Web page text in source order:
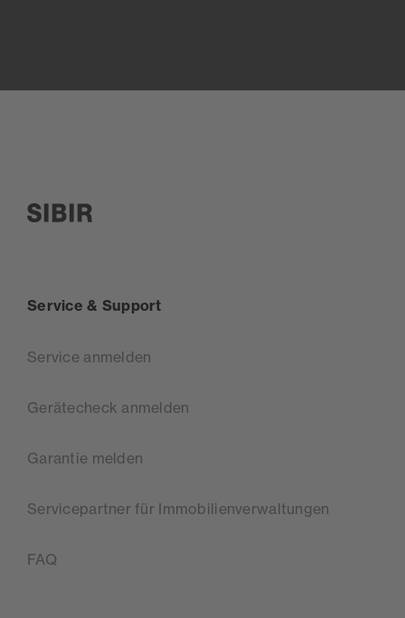
Service & Support
Service anmelden
Gerätecheck anmelden
Garantie melden
Servicepartner für Immobilienverwaltungen
FAQ